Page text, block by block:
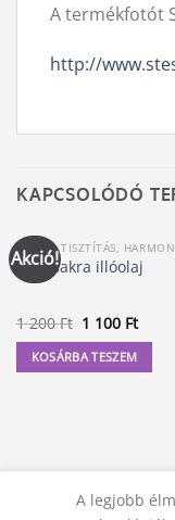
A termékfotót
http://
KAPCSOLÓDÓ
Akció!
CSAKRA TISZTÍTÁS,
Szívcsakra illóolaj
1 200Ft Original
price
was:
1
200 Ft.
1 100 Ft
price
is:
1
100 Ft.
KOSÁRBA TESZEM
A legjobb